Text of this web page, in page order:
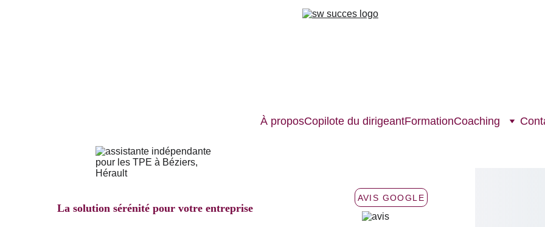
À proposCopilote du dirigeantFormationCoaching
La solution sérénité pour votre entreprise
AVIS GOOGLE